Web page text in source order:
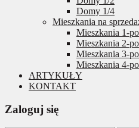
Domy 1/4
Mieszkania na
Mieszkania 1-
Mieszkania 2-
Mieszkania 3-
Mieszkania 4-
ARTYKUŁY
KONTAKT
Zaloguj się